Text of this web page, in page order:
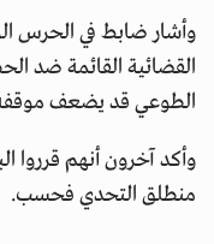
وأشار ضابط في الحرس
القضائية القائمة ضد
الطوعي قد يضعف موقفه
وأكد آخرون أنهم قرروا
منطلق التحدي فحسب.